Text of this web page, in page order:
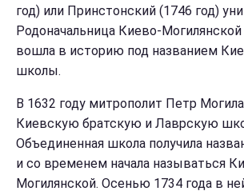
год) или Принстонский (1746 год)
Родоначальница Киево-
вошла в историю под названием
школы.
В 1632 году митрополит Петр
Киевскую братскую и Лаврскую
Объединенная школа получила
и со временем начала называться
Могилянской. Осенью 1734 года в